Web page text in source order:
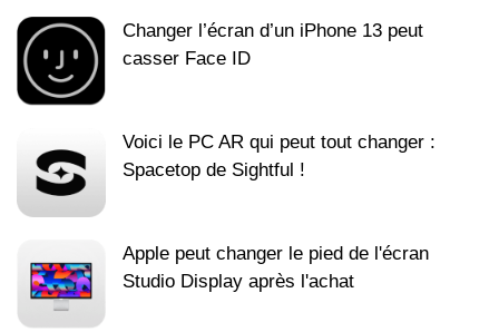
Changer l’écran d’un iPhone 13 peut
casser Face ID
Voici le PC AR qui peut tout changer :
Spacetop de Sightful !
Apple peut changer le pied de l'écran
Studio Display après l'achat